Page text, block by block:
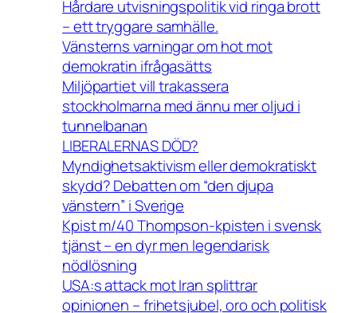
Hårdare utvisningspolitik vid ringa brott
– ett tryggare samhälle.
Vänsterns varningar om hot mot
demokratin ifrågasätts
Miljöpartiet vill trakassera
stockholmarna med ännu mer oljud i
tunnelbanan
LIBERALERNAS DÖD?
Myndighetsaktivism eller demokratiskt
skydd? Debatten om “den djupa
vänstern” i Sverige
Kpist m/40 Thompson-kpisten i svensk
tjänst – en dyr men legendarisk
nödlösning
USA:s attack mot Iran splittrar
opinionen – frihetsjubel, oro och politisk